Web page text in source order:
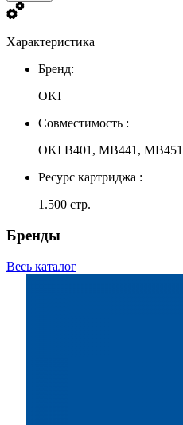
Характеристика
Бренд:
OKI
Совместимость :
OKI B401, MB441, MB451
Ресурс картриджа :
1.500 стр.
Бренды
Весь каталог